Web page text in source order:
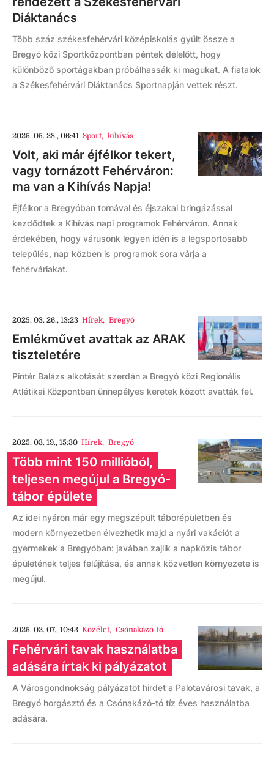
Diáktanács
Több száz székesfehérvári középiskolás gyűlt össze a
Bregyó közi Sportközpontban péntek délelőtt, hogy
különböző sportágakban próbálhassák ki magukat. A fiatalok
a Székesfehérvári Diáktanács Sportnapján vettek részt.
2025. 05. 28., 06:41 Sport, kihívás
Volt, aki már éjfélkor tekert,
vagy tornázott Fehérváron:
ma van a Kihívás Napja!
Éjfélkor a Bregyóban tornával és éjszakai bringázással
kezdődtek a Kihívás napi programok Fehérváron. Annak
érdekében, hogy várusonk legyen idén is a legsportosabb
település, nap közben is programok sora várja a
fehérváriakat.
2025. 03. 26., 13:23 Hírek, Bregyó
Emlékművet avattak az ARAK
tiszteletére
Pintér Balázs alkotását szerdán a Bregyó közi Regionális
Atlétikai Központban ünnepélyes keretek között avatták fel.
2025. 03. 19., 15:30 Hírek, Bregyó
Több mint 150 millióból,
teljesen megújul a Bregyó-
tábor épülete
Az idei nyáron már egy megszépült táborépületben és
modern környezetben élvezhetik majd a nyári vakációt a
gyermekek a Bregyóban: javában zajlik a napközis tábor
épületének teljes felújítása, és annak közvetlen környezete is
megújul.
2025. 02. 07., 10:43 Közélet, Csónakázó-tó
Fehérvári tavak használatba
adására írtak ki pályázatot
A Városgondnokság pályázatot hirdet a Palotavárosi tavak, a
Bregyó horgásztó és a Csónakázó-tó tíz éves használatba
adására.